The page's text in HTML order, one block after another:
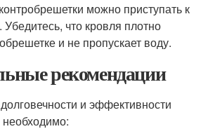
можно приступать к
Убедитесь, что кровля плотно
и не пропускает воду.
рекомендации
и эффективности